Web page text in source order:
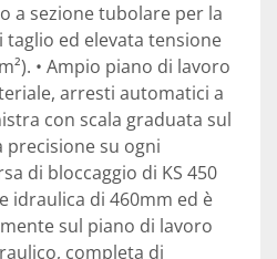
a sezione tubolare per la
taglio ed elevata tensione
• Ampio piano di lavoro
arresti automatici a
con scala graduata sul
precisione su ogni
di bloccaggio di KS 450
idraulica di 460mm ed è
sul piano di lavoro
completa di